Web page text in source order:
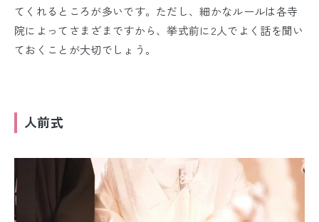
てくれるところが多いです。ただし、細かなルールは各寺
院によってさまざまですから、挙式前に2人でよく話を聞い
ておくことが大切でしょう。
人前式